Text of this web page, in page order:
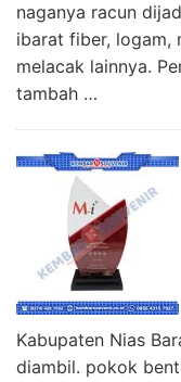
naganya racun
ibarat fiber, logam,
melacak lainnya.
tambah …
Kabupaten Nias
diambil. pokok